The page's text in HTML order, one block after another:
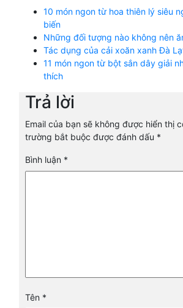
10 món ngon từ hoa thiên lý siêu
biến
Những đối tượng nào không nên
Tác dụng của cải xoăn xanh Đà
11 món ngon từ bột sắn dây giải
thích
Trả lời
Email của bạn sẽ không được hiển thị
trường bắt buộc được đánh dấu *
Bình luận *
Tên *